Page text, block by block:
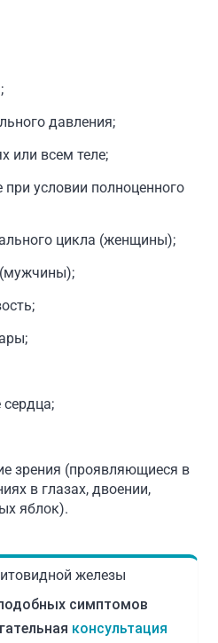
давления;
или всем теле;
условии полноценного
цикла (женщины);
(мужчины);
зрения (проявляющиеся в
в глазах, двоении,
яблок).
симптомов
консультация